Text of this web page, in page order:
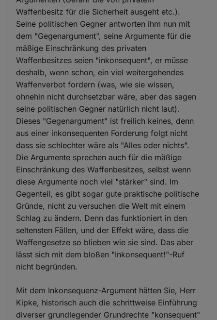
Waffenbesitz für die Sicherheit ausgeht etc.).
Seine politischen Gegner antworten ihm nun mit
dem "Gegenargument", seine Argumente für die
mäßige Einschränkung des privaten
Waffenbesitzes seien "inkonsequent", er müsse
deshalb, wenn schon, ein viel weitergehendes
Waffenverbot fordern (was, wie sie wissen,
ohnehin nicht durchsetzbar wäre, aber das sagen
seine politischen Gegner natürlich nicht laut).
Dieses "Gegenargument" ist freilich keines, denn
aus einer inkonsequenten Forderung folgt nicht
dass sie schlechter wäre als "Alles oder nichts".
Die Argumente sprechen auch für die mäßige
Einschränkung des Waffenbesitzes, selbst wenn
diese Argumente noch viel "stärker" sind. Im
Gegenteil, es gibt sogar gute praktische politische
Gründe, nicht zu versuchen die Welt mit einem
Schlag zu ändern. Denn das funktioniert in den
seltensten Fällen, und der Effekt wäre, dass die
Waffengesetze so blieben wie sie sind. Das aber
lässt sich mit dem bloßen "Inkonsequent!"-Ruf
nicht begründen.
Mit dem Inkonsequenz-Argument hätten Sie, Herr
Kipke, historisch auch die schrittweise Einführung
diverser grundlegender Grundrechte "konsequent"